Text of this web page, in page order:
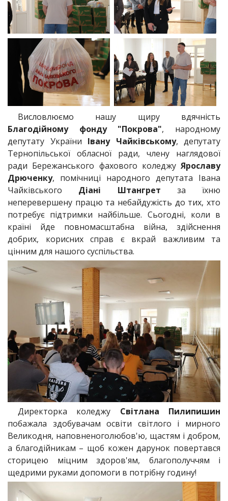
Висловлюємо нашу щиру вдячність
Благодійному фонду "Покрова", народному
депутату України Івану Чайківському, депутату
Тернопільської обласної ради, члену наглядової
ради Бережанського фахового коледжуЯрославу
Дрюченку, помічниці народного депутата Івана
Чайківського Діані Штангрет за їхню
неперевершену працю та небайдужість до тих, хто
потребує підтримки найбільше. Сьогодні, коли в
країні йде повномасштабна війна, здійснення
добрих, корисних справ є вкрай важливим та
цінним для нашого суспільства.
Директорка коледжу Світлана Пилипишин
побажала здобувачам освіти світлого і мирного
Великодня, наповненоголюбов'ю, щастям і добром,
а благодійникам – щоб кожен дарунок повертався
сторицею міцним здоров'ям, благополуччям і
щедрими руками допомоги в потрібну годину!